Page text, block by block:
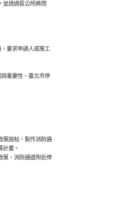
並透過區公所將問
，要求申請人或施工
與重要性、臺北市停
策說帖，製作消防通
計畫。
策、消防通道附近停